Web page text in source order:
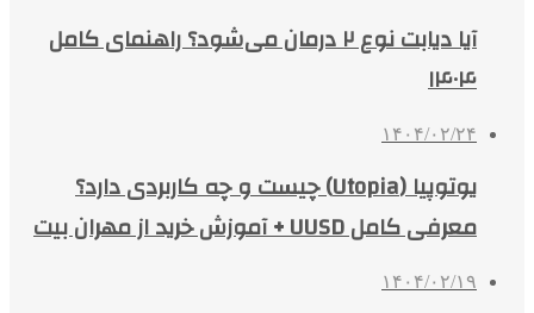
آیا دیابت نوع ۲ درمان می‌شود؟ راهنمای کامل
۱۴۰۴
۱۴۰۴/۰۲/۲۴
یوتوپیا (Utopia) چیست و چه کاربردی دارد؟
معرفی کامل UUSD + آموزش خرید از مهران بیت
۱۴۰۴/۰۲/۱۹